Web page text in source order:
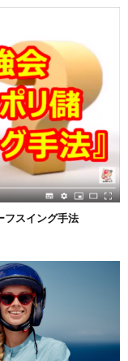
フスイング手法